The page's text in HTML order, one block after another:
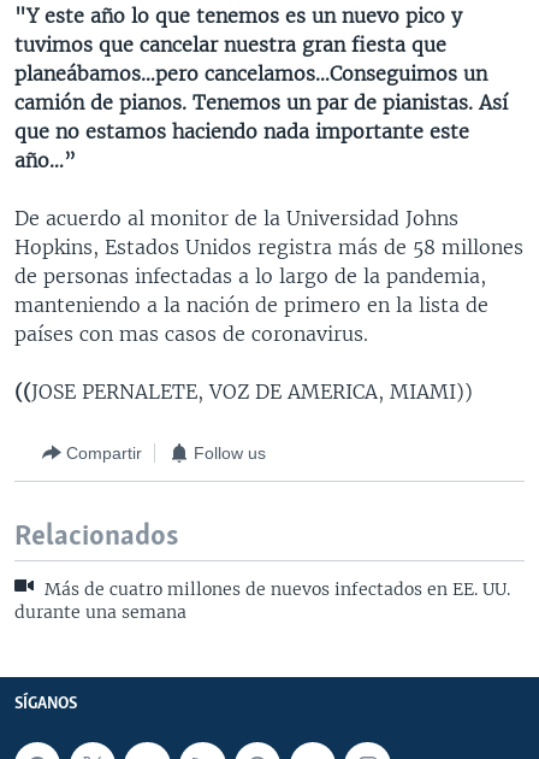
"Y este año lo que tenemos es un nuevo pico y
tuvimos que cancelar nuestra gran fiesta que
planeábamos…pero cancelamos…Conseguimos un
camión de pianos. Tenemos un par de pianistas. Así
que no estamos haciendo nada importante este
año…”
De acuerdo al monitor de la Universidad Johns
Hopkins, Estados Unidos registra más de 58 millones
de personas infectadas a lo largo de la pandemia,
manteniendo a la nación de primero en la lista de
países con mas casos de coronavirus.
((JOSE PERNALETE, VOZ DE AMERICA, MIAMI))
Compartir Follow us
Relacionados
Más de cuatro millones de nuevos infectados en EE. UU.
durante una semana
SÍGANOS